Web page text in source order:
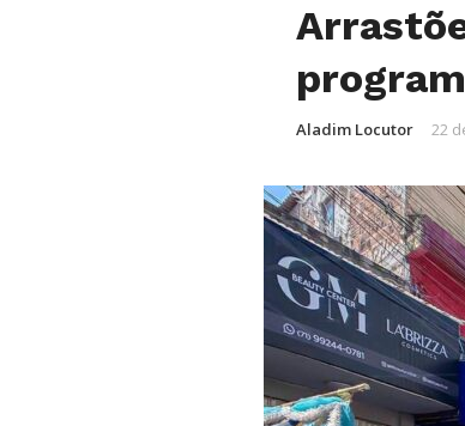
Aladim Locutor 22